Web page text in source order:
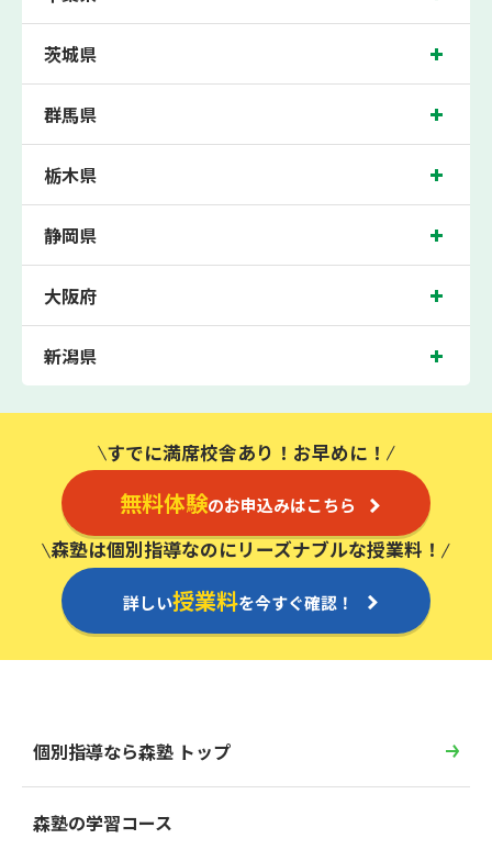
茨城県
群馬県
栃木県
静岡県
大阪府
新潟県
すでに満席校舎あり！お早めに！
無料体験のお申込みはこちら
森塾は個別指導なのにリーズナブルな授業料！
詳しい授業料を今すぐ確認！
個別指導なら森塾 トップ
森塾の学習コース